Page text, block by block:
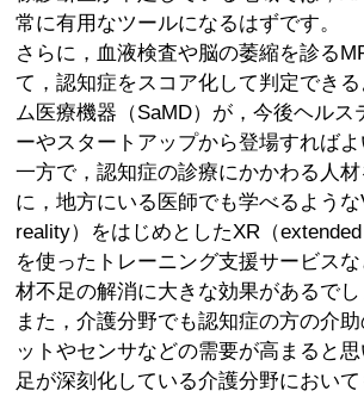
常に有用なツールになるはずです。
さらに，血液検査や脳の萎縮を診る
て，認知症をスコア化して判定でき
ム医療機器（SaMD）が，今後ヘルス
ーやスタートアップから登場すればよ
一方で，認知症の診療にかかわる人
に，地方にいる医師でも学べるよう
reality）をはじめとしたXR（
を使ったトレーニング支援サービス
材不足の解消に大きな効果があるでし
また，介護分野でも認知症の方の介
ットやセンサなどの需要が高まると
足が深刻化している介護分野におい